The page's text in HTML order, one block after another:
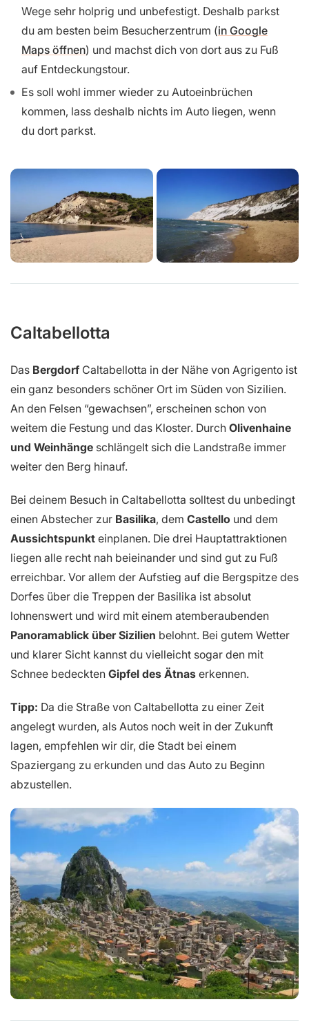
Wege sehr holprig und unbefestigt. Deshalb parkst
du am besten beim Besucherzentrum (in Google
Maps öffnen) und machst dich von dort aus zu Fuß
auf Entdeckungstour.
Es soll wohl immer wieder zu Autoeinbrüchen
kommen, lass deshalb nichts im Auto liegen, wenn
du dort parkst.
Caltabellotta
Das Bergdorf Caltabellotta in der Nähe von Agrigento ist
ein ganz besonders schöner Ort im Süden von Sizilien.
An den Felsen “gewachsen”, erscheinen schon von
weitem die Festung und das Kloster. Durch Olivenhaine
und Weinhänge schlängelt sich die Landstraße immer
weiter den Berg hinauf.
Bei deinem Besuch in Caltabellotta solltest du unbedingt
einen Abstecher zur Basilika, dem Castello und dem
Aussichtspunkt einplanen. Die drei Hauptattraktionen
liegen alle recht nah beieinander und sind gut zu Fuß
erreichbar. Vor allem der Aufstieg auf die Bergspitze des
Dorfes über die Treppen der Basilika ist absolut
lohnenswert und wird mit einem atemberaubenden
Panoramablick über Sizilien belohnt. Bei gutem Wetter
und klarer Sicht kannst du vielleicht sogar den mit
Schnee bedeckten Gipfel des Ätnas erkennen.
Tipp: Da die Straße von Caltabellotta zu einer Zeit
angelegt wurden, als Autos noch weit in der Zukunft
lagen, empfehlen wir dir, die Stadt bei einem
Spaziergang zu erkunden und das Auto zu Beginn
abzustellen.